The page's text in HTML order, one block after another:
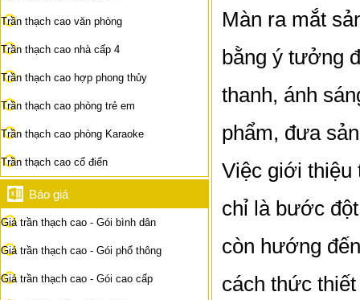
Trần thạch cao văn phòng
Trần thạch cao nhà cấp 4
Trần thạch cao hợp phong thủy
Trần thạch cao phòng trẻ em
Trần thạch cao phòng Karaoke
Trần thạch cao cổ điển
Báo giá
Giá trần thạch cao - Gói bình dân
Giá trần thạch cao - Gói phổ thông
Giá trần thạch cao - Gói cao cấp
Màn ra mắt
bằng ý tưởng
thanh, ánh
phẩm, đưa
Việc giới
chỉ là bước
còn hướng
cách thức